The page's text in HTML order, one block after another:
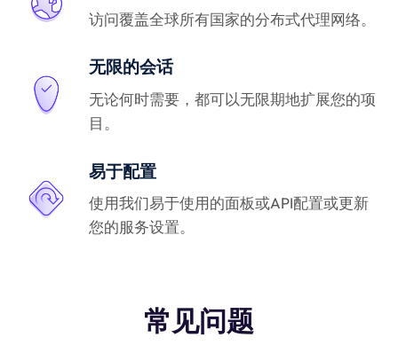
访问覆盖全球所有国家的分布式代理网络。
无限的会话
无论何时需要，都可以无限期地扩展您的项
目。
易于配置
使用我们易于使用的面板或API配置或更新
您的服务设置。
常见问题